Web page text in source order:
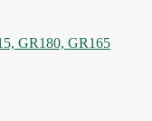
GR180, GR165